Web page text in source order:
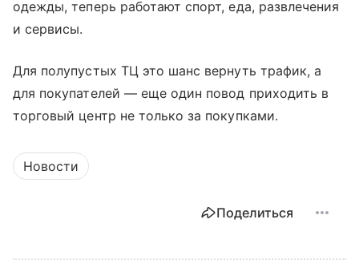
одежды, теперь работают спорт, еда, развлечения
и сервисы.
Для полупустых ТЦ это шанс вернуть трафик, а
для покупателей — еще один повод приходить в
торговый центр не только за покупками.
Новости
Поделиться